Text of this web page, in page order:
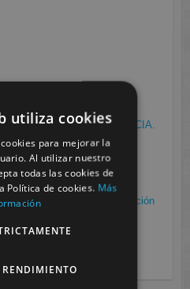
FCT/DUAL:
DE RADIOFARMACIA.
2021
Pedro G. Aguado. enero 28,
en Cesur Murcia. Protección
FP, XIII Congreso
raras
utiliza cookies
para mejorar la
Al utilizar nuestro
todas las cookies de
Política de cookies. Más